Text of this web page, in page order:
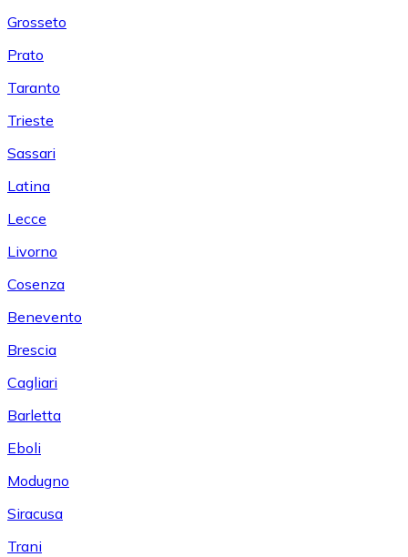
Grosseto
Prato
Taranto
Trieste
Sassari
Latina
Lecce
Livorno
Cosenza
Benevento
Brescia
Cagliari
Barletta
Eboli
Modugno
Siracusa
Trani